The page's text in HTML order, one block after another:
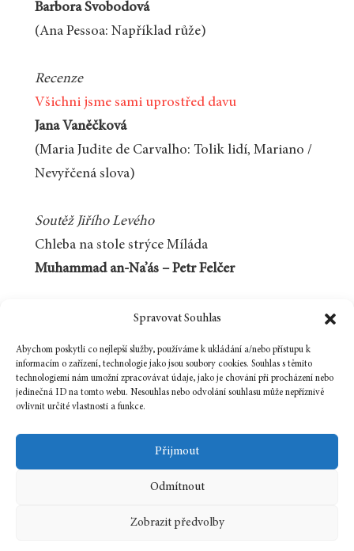
Spravovat Souhlas
Abychom poskytli co nejlepší služby, používáme k ukládání a/nebo přístupu k
informacím o zařízení, technologie jako jsou soubory cookies. Souhlas s těmito
technologiemi nám umožní zpracovávat údaje, jako je chování při procházení nebo
jedinečná ID na tomto webu. Nesouhlas nebo odvolání souhlasu může nepříznivě
ovlivnit určité vlastnosti a funkce.
Přijmout
Odmítnout
Zobrazit předvolby
Barbora Svobodová
(Ana Pessoa: Například růže)
Recenze
Všichni jsme sami uprostřed davu
Jana Vaněčková
(Maria Judite de Carvalho: Tolik lidí, Mariano /
Nevyřčená slova)
Soutěž Jiřího Levého
Chleba na stole strýce Míláda
Muhammad an-Na’ás – Petr Felčer
Koupit ve zvýhodněném
balíčku 5 čísel